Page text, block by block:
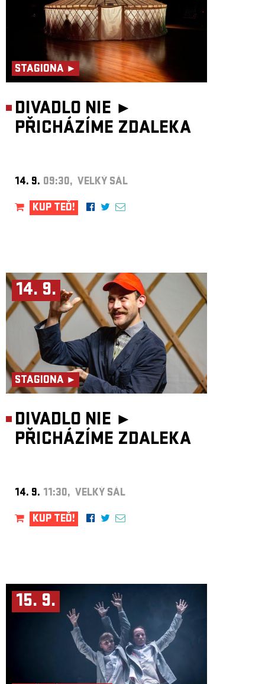
STAGIONA ►
DIVADLO NIE ►
PŘICHÁZÍME ZDALEKA
14. 9. 09:30, VELKÝ SÁL
KUP TEĎ!
14. 9.
STAGIONA ►
DIVADLO NIE ►
PŘICHÁZÍME ZDALEKA
14. 9. 11:30, VELKÝ SÁL
KUP TEĎ!
15. 9.